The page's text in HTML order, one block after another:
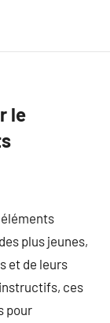
le
plus jeunes,
et de leurs
ces
pour